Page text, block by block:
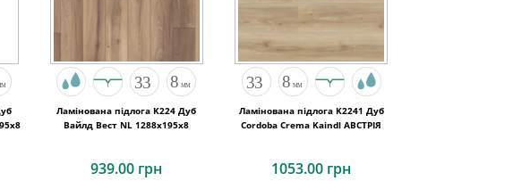
Ламінована підлога K224 Дуб
Вайлд Вест NL 1288x195x8
939.00 грн
Ламінована підлога K2241 Дуб
Cordoba Crema Kaindl АВСТРІЯ
1053.00 грн